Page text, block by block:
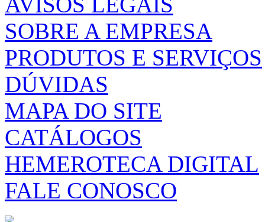
SOBRE A EMPRESA
PRODUTOS E SERVIÇOS
DÚVIDAS
MAPA DO SITE
CATÁLOGOS
HEMEROTECA DIGITAL
FALE CONOSCO